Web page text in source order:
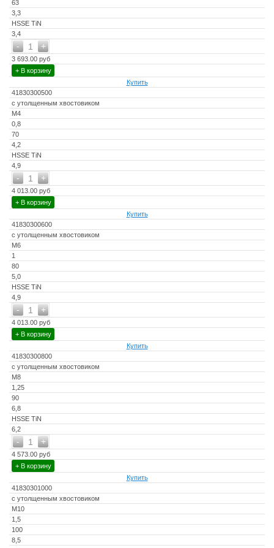
63
3,3
HSSE TiN
3,4
+
- 1
3 693.00 руб
+ В корзину
Купить
41830300500
с утолщенным хвостовиком
M4
0,8
70
4,2
HSSE TiN
4,9
+
- 1
4 013.00 руб
+ В корзину
Купить
41830300600
с утолщенным хвостовиком
M6
1
80
5,0
HSSE TiN
4,9
+
- 1
4 013.00 руб
+ В корзину
Купить
41830300800
с утолщенным хвостовиком
M8
1,25
90
6,8
HSSE TiN
6,2
+
- 1
4 573.00 руб
+ В корзину
Купить
41830301000
с утолщенным хвостовиком
M10
1,5
100
8,5